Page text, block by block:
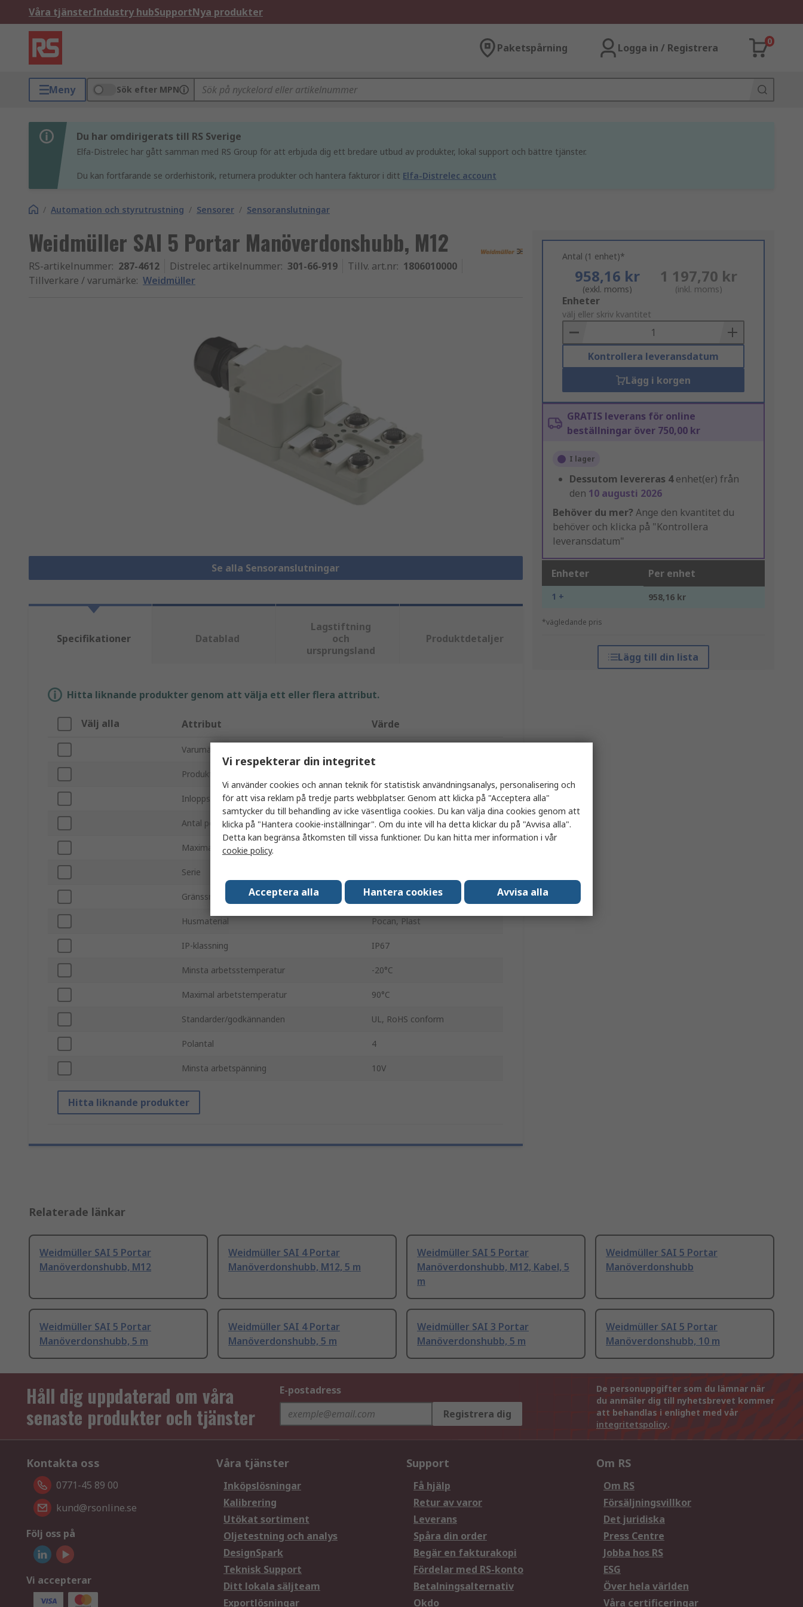
Våra tjänsterIndustry hubSupportNya produkter
Paketspårning Logga in / Registrera
0
Meny Sök efter MPN
Du har omdirigerats till RS Sverige
Elfa-Distrelec har gått samman med RS Group för att erbjuda dig ett bredare utbud av produkter, lokal support och bättre tjänster.
Du kan fortfarande se orderhistorik, returnera produkter och hantera fakturor i ditt Elfa-Distrelec account
/ Automation och styrutrustning / Sensorer / Sensoranslutningar
Weidmüller SAI 5 Portar Manöverdonshubb, M12
RS-artikelnummer: 287-4612 Distrelec artikelnummer: 301-66-919 Tillv. art.nr: 1806010000
Tillverkare / varumärke: Weidmüller
Se alla Sensoranslutningar
Antal (1 enhet)*
958,16 kr
(exkl. moms)
1 197,70 kr
(inkl. moms)
Add
to
Basket
Enheter
välj eller skriv kvantitet
Kontrollera leveransdatum
Lägg i korgen
GRATIS leverans för online
beställningar över 750,00 kr
I lager
Dessutom levereras 4enhet(er) från
den 10 augusti 2026
Behöver du mer? Ange den kvantitet du
behöver och klicka på "Kontrollera
leveransdatum"
Enheter Per enhet
1 + 958,16 kr
*vägledande pris
Lägg till din lista
Specifikationer Datablad
Lagstiftning
och
ursprungsland
Produktdetaljer
Hitta liknande produkter genom att välja ett eller flera attribut.
Välj alla Attribut Värde
Varumärke
Produkttyp
Inloppsanslutningstyp Skruv
Antal portar 5
Maximal arbetspänning
Serie
Gränssnittstyp M12
Husmaterial Pocan, Plast
IP-klassning IP67
Minsta arbetsstemperatur -20°C
Maximal arbetstemperatur 90°C
Standarder/godkännanden UL, RoHS conform
Polantal 4
Minsta arbetspänning 10V
Hitta liknande produkter
Relaterade länkar
Weidmüller SAI 5 Portar
Manöverdonshubb, M12
Weidmüller SAI 4 Portar
Manöverdonshubb, M12, 5 m
Weidmüller SAI 5 Portar
Manöverdonshubb, M12, Kabel, 5
m
Weidmüller SAI 5 Portar
Manöverdonshubb
Weidmüller SAI 5 Portar
Manöverdonshubb, 5 m
Weidmüller SAI 4 Portar
Manöverdonshubb, 5 m
Weidmüller SAI 3 Portar
Manöverdonshubb, 5 m
Weidmüller SAI 5 Portar
Manöverdonshubb, 10 m
Håll dig uppdaterad om våra
senaste produkter och tjänster
E-postadress
Registrera dig
De personuppgifter som du lämnar när
du anmäler dig till nyhetsbrevet kommer
att behandlas i enlighet med vår
integritetspolicy.
Kontakta oss
0771-45 89 00
kund@rsonline.se
Följ oss på
Vi accepterar
Våra tjänster
Inköpslösningar
Kalibrering
Utökat sortiment
Oljetestning och analys
DesignSpark
Teknisk Support
Ditt lokala säljteam
Exportlösningar
Support
Få hjälp
Retur av varor
Leverans
Spåra din order
Begär en fakturakopi
Fördelar med RS-konto
Betalningsalternativ
Okdo
Om RS
Om RS
Försäljningsvillkor
Det juridiska
Press Centre
Jobba hos RS
ESG
Över hela världen
Våra certificeringar
Vi respekterar din integritet
Vi använder cookies och annan teknik för statistisk användningsanalys, personalisering och
för att visa reklam på tredje parts webbplatser. Genom att klicka på "Acceptera alla"
samtycker du till behandling av icke väsentliga cookies. Du kan välja dina cookies genom att
klicka på "Hantera cookie-inställningar". Om du inte vill ha detta klickar du på "Avvisa alla".
Detta kan begränsa åtkomsten till vissa funktioner. Du kan hitta mer information i vår
cookie policy.
Acceptera alla Hantera cookies Avvisa alla